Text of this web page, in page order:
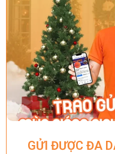
GỬI ĐƯỢC ĐA